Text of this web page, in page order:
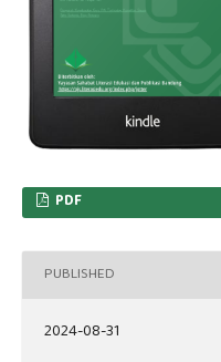
PDF
PUBLISHED
2024-08-31